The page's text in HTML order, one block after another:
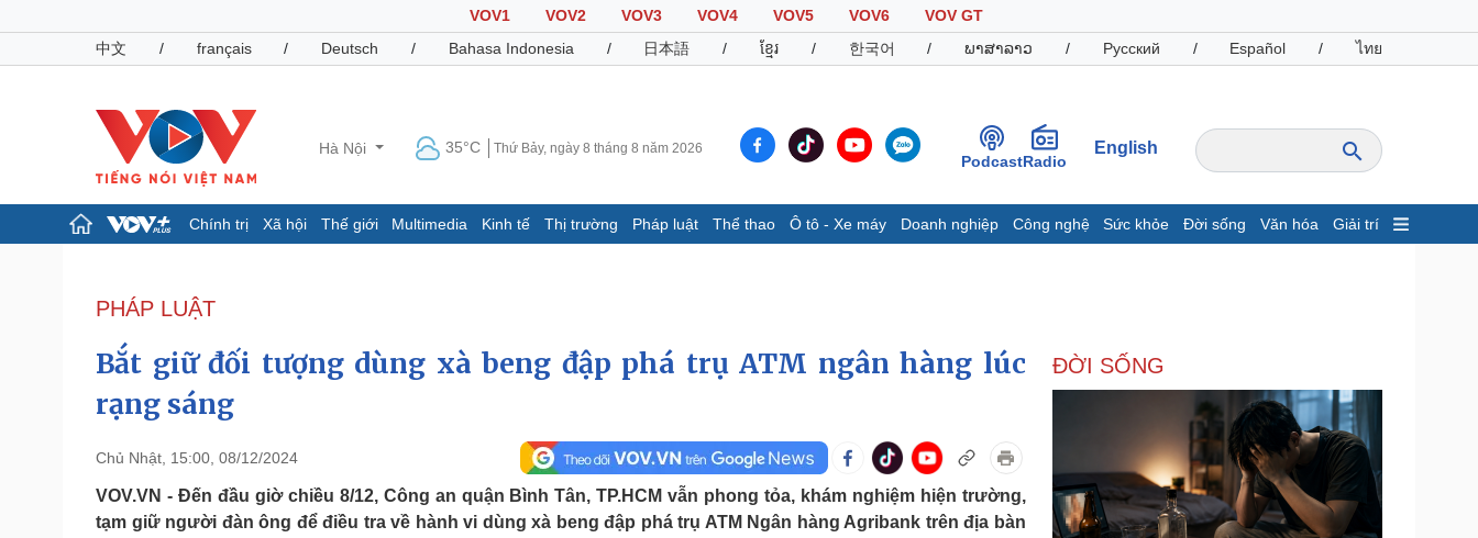
VOV1 VOV2 VOV3 VOV4 VOV5 VOV6
VOV GT
中文
/ français / Deutsch / Bahasa Indonesia / 日本語 / ខ្មែរ / 한국어 / ພາສາລາວ / Русский / Español / ไทย
Hà Nội 35°C Thứ Bảy, ngày 8 tháng 8 năm 2026
PodcastRadio
English
Chính trị Xã hội Thế giới Multimedia Kinh tế Thị trường Pháp luật Thể thao Ô tô - Xe máy Doanh nghiệp Công nghệ Sức khỏe Đời sống Văn hóa Giải trí
Đảng
Tổ chức nhân sự
Quốc hội
Nhận diện sự thật
Dấu ấn VOV
Infographic
Giá cà phê
Pháp luật
Tin nóng
Tư vấn luật
Việt Nam
Phân tích
Thể thao
Lịch thi đấu bóng đá
Thế giới thể thao
Ô tô - Xe máy
Xe máy
Tư vấn
Doanh nghiệp
Thông tin doanh nghiệp
Doanh nghiệp 24h
Doanh nhân
Công nghệ
Sành điệu
Tin Công nghệ
Trải nghiệm
PHÁP LUẬT
Bắt giữ đối tượng dùng xà beng đập phá trụ ATM ngân hàng lúc
rạng sáng
Chủ Nhật, 15:00, 08/12/2024
VOV.VN - Đến đầu giờ chiều 8/12, Công an quận Bình Tân, TP.HCM vẫn phong tỏa, khám nghiệm hiện trường,
tạm giữ người đàn ông để điều tra về hành vi dùng xà beng đập phá trụ ATM Ngân hàng Agribank trên địa bàn
ĐỜI SỐNG